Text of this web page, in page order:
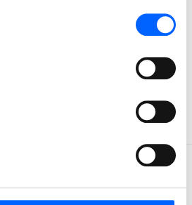
du søker på nettstedet
på og forslag til hvordan vi skal